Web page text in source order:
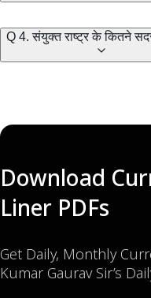
Q 4. संयुक्त राष्ट्र के कितने
Download
Liner PDFs
Get Daily, Monthly
Kumar Gaurav Sir’s